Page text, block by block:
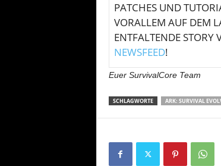
PATCHES UND
VORALLEM AUF DEM
ENTFALTENDE
NEWSFEED!
Euer SurvivalCore Team
SCHLAGWORTE ARK: SURVIVAL